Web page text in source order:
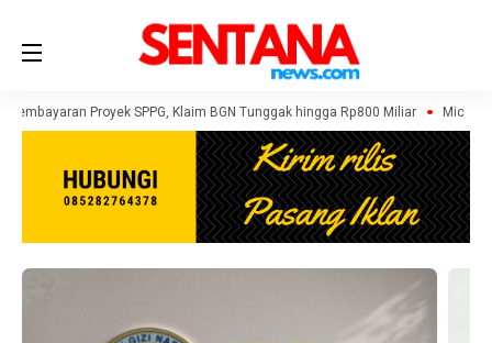
Proyek SPPG, Klaim BGN Tunggak hingga Rp800 Miliar